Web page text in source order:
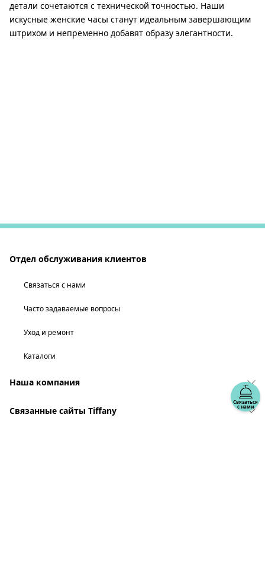
детали сочетаются с технической точностью. Наши
искусные женские часы станут идеальным завершающим
штрихом и непременно добавят образу элегантности.
Связаться
с нами
Отдел обслуживания клиентов
Связаться с нами
Часто задаваемые вопросы
Уход и ремонт
Каталоги
Наша компания
Связанные сайты Tiffany